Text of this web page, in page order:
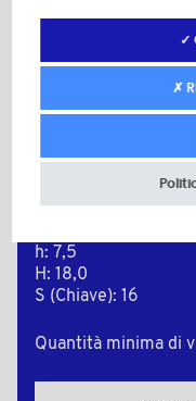
EBA10A
Materiale:
Colore: neutro
h: 7,5
H: 18,0
S (Chiave): 16
Quantità minima di
✓
✗